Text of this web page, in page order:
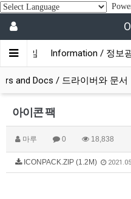
자모임 Information / 정보
and Docs / 드라이버와 문서
아이콘 팩
마루 0 18,838
ICONPACK.ZIP (1.2M)